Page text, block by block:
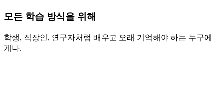
모든 학습 방식을 위해
학생, 직장인, 연구자처럼 배우고 오래 기억해야 하는 누구에
게나.